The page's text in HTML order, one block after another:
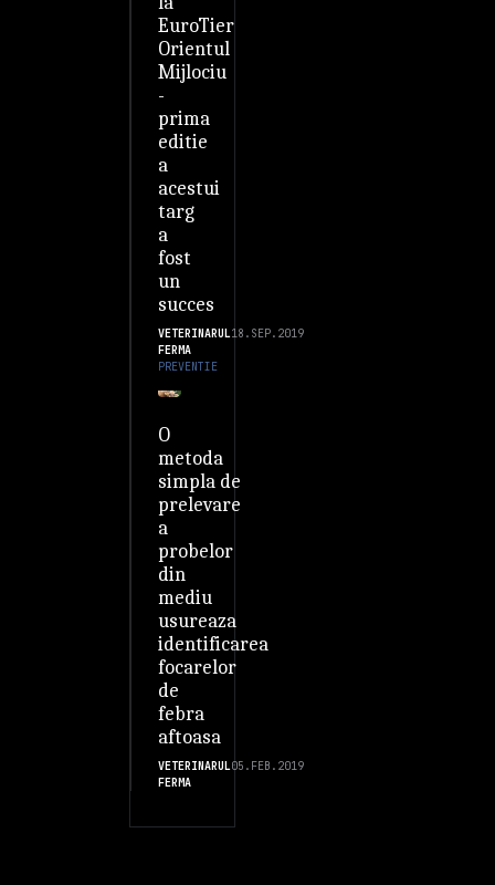
EuroTier
Orientul
Mijlociu
-
prima
editie
a
acestui
targ
a
fost
un
succes
VETERINARUL
FERMA
18.SEP.2019
PREVENTIE
O
metoda
simpla de
prelevare
a
probelor
din
mediu
usureaza
identificarea
focarelor
de
febra
aftoasa
VETERINARUL
FERMA
05.FEB.2019